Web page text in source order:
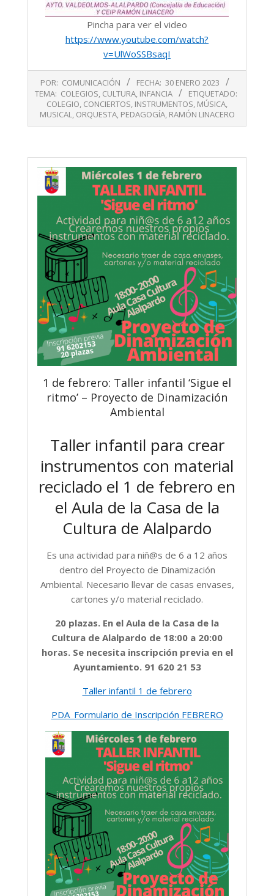
Pincha para ver el video
https://www.youtube.com/watch?
v=UlWoSSBsaqI
01-
POR: COMUNICACIÓN FECHA: 30 ENERO 2023
TEMA: COLEGIOS, CULTURA, INFANCIA
ETIQUETADO:
COLEGIO, CONCIERTOS, INSTRUMENTOS, MÚSICA,
MUSICAL, ORQUESTA, PEDAGOGÍA, RAMÓN LINACERO
1 de febrero: Taller infantil ‘Sigue el
ritmo’ – Proyecto de Dinamización
Ambiental
Taller infantil para crear
instrumentos con material
reciclado el 1 de febrero en
el Aula de la Casa de la
Cultura de Alalpardo
Es una actividad para niñ@s de 6 a 12 años
dentro del Proyecto de Dinamización
Ambiental. Necesario llevar de casas envases,
cartones y/o material reciclado.
20 plazas. En el Aula de la Casa de la
Cultura de Alalpardo de 18:00 a 20:00
horas. Se necesita inscripción previa en el
Ayuntamiento. 91 620 21 53
Taller infantil 1 de febrero
PDA_Formulario de Inscripción FEBRERO